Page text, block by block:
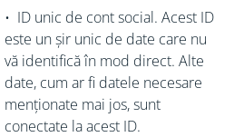
• ID unic de cont social. Acest ID
este un șir unic de date care nu
vă identifică în mod direct. Alte
date, cum ar fi datele necesare
menționate mai jos, sunt
conectate la acest ID.